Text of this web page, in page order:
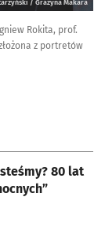
/ Grażyna Makara
Rokita, prof.
z portretów
80 lat